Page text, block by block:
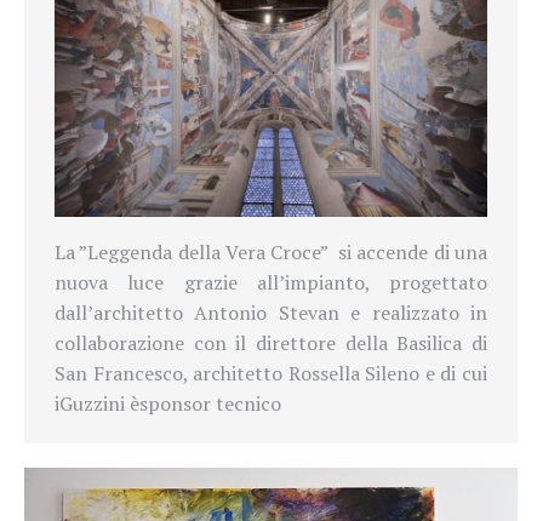
La ”Leggenda della Vera Croce” si accende di una
nuova luce grazie all’impianto, progettato
dall’architetto Antonio Stevan e realizzato in
collaborazione con il direttore della Basilica di
San Francesco, architetto Rossella Sileno e di cui
iGuzzini èsponsor tecnico